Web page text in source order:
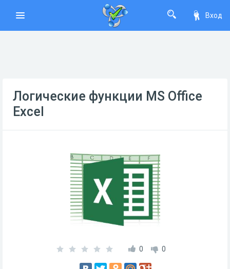
Вход
Логические функции MS Office
Excel
0 0